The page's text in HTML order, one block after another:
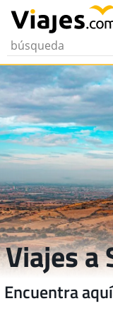
Viajes a
Encuentra